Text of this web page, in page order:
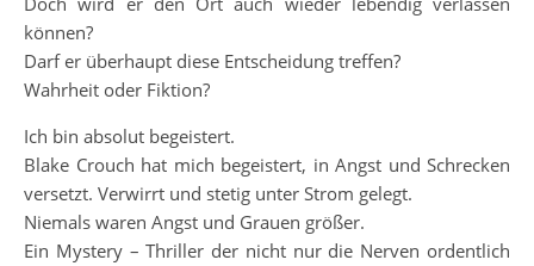
können?
Darf er überhaupt diese Entscheidung treffen?
Wahrheit oder Fiktion?
Ich bin absolut begeistert.
Blake Crouch hat mich begeistert, in Angst und Schrecken
versetzt. Verwirrt und stetig unter Strom gelegt.
Niemals waren Angst und Grauen größer.
Ein Mystery – Thriller der nicht nur die Nerven ordentlich